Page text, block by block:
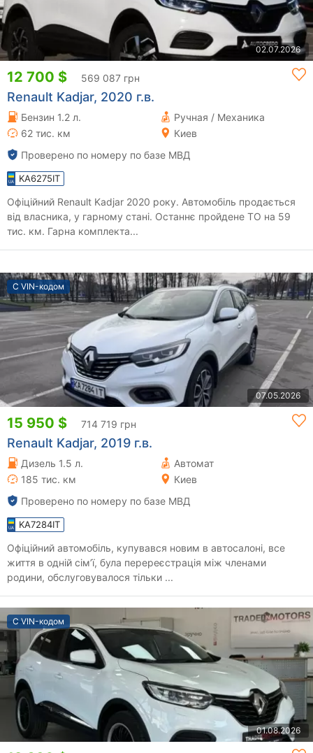
02.07.2026
12 700 $ 569 087 грн
Renault Kadjar, 2020 г.в.
Бензин 1.2 л.
Ручная / Механика
62 тис. км
Киев
Проверено по номеру по базе МВД
KA6275IT
Офіційний Renault Kadjar 2020 року. Автомобіль продається
від власника, у гарному стані. Останнє пройдене ТО на 59
тис. км. Гарна комплекта...
С VIN-кодом
07.05.2026
15 950 $ 714 719 грн
Renault Kadjar, 2019 г.в.
Дизель 1.5 л.
Автомат
185 тис. км
Киев
Проверено по номеру по базе МВД
KA7284IT
Офіційний автомобіль, купувався новим в автосалоні, все
життя в одній сімʼї, була перереєстрація між членами
родини, обслуговувалося тільки ...
С VIN-кодом
01.08.2026